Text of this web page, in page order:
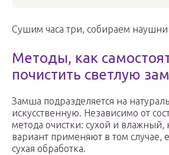
Сушим часа три, собираем
Методы, как
почистить светлую
Замша подразделяется на
искусственную. Независимо от
метода очистки: сухой и влажный,
вариант применяют в том случае,
сухая обработка.